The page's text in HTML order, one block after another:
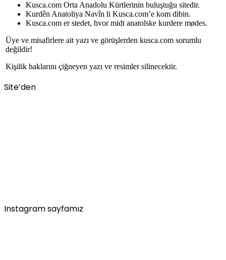
Kusca.com Orta Anadolu Kürtlerinin buluştuğu sitedir.
Kurdên Anatoliya Navîn li Kusca.com’e kom dibin.
Kusca.com er stedet, hvor midt anatolske kurdere mødes.
Üye ve misafirlere ait yazı ve görüşlerden kusca.com sorumlu
değildir!
Kişilik haklarını çiğneyen yazı ve resimler silinecektir.
Site’den
Instagram sayfamız